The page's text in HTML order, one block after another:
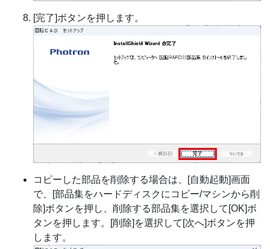
[完了]ボタンを押します。
コピーした部品を削除する場合は、[自動起動]画面
で、[部品集をハードディスクにコピー/マシンから削
除]ボタンを押し、削除する部品集を選択して[OK]ボ
タンを押します。[削除]を選択して[次へ]ボタンを押
します。